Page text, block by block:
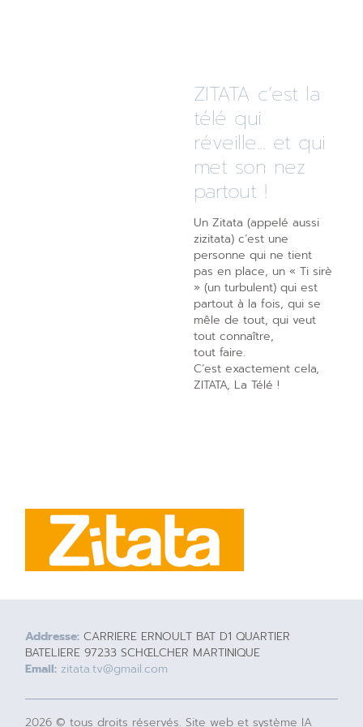
ZITATA c’est la
télé qui
réveille... et qui
met son nez
partout !
Un Zitata (appelé aussi
zizitata) c’est une
personne qui ne tient
pas en place, un « Ti sirè
» (un turbulent) qui est
partout à la fois, qui se
mêle de tout, qui veut
tout connaître,
tout faire.
C’est exactement cela,
ZITATA, La Télé !
Addresse: CARRIERE ERNOULT BAT D1 QUARTIER
BATELIERE 97233 SCHŒLCHER MARTINIQUE
Email: zitata.tv@gmail.com
2026 © tous droits réservés. Site web et système IA